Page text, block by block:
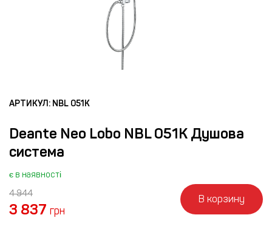
АРТИКУЛ: NBL 051K
Deante Neo Lobo NBL 051K Душова
система
є в наявності
4 944
3 837 грн
В корзину